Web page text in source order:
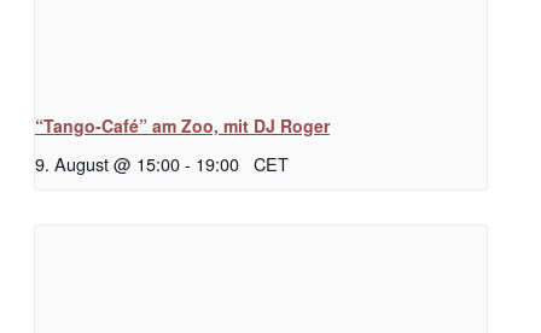
“Tango-Café” am Zoo, mit DJ Roger
9. August @ 15:00- 19:00 CET